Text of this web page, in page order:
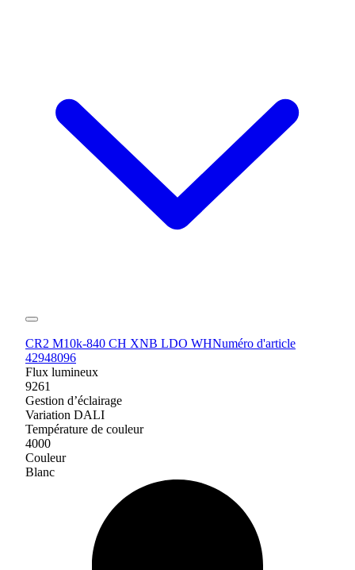
CR2 M10k-840 CH XNB LDO WHNuméro d'article
42948096
Flux lumineux
9261
Gestion d’éclairage
Variation DALI
Température de couleur
4000
Couleur
Blanc